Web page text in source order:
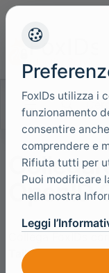
Cerca nella
Tailscale
FoxIDs utilizza i
funzionamento
consentire
comprendere e
Rifiuta tutti per
Puoi modificare
nella nostra
Leggi